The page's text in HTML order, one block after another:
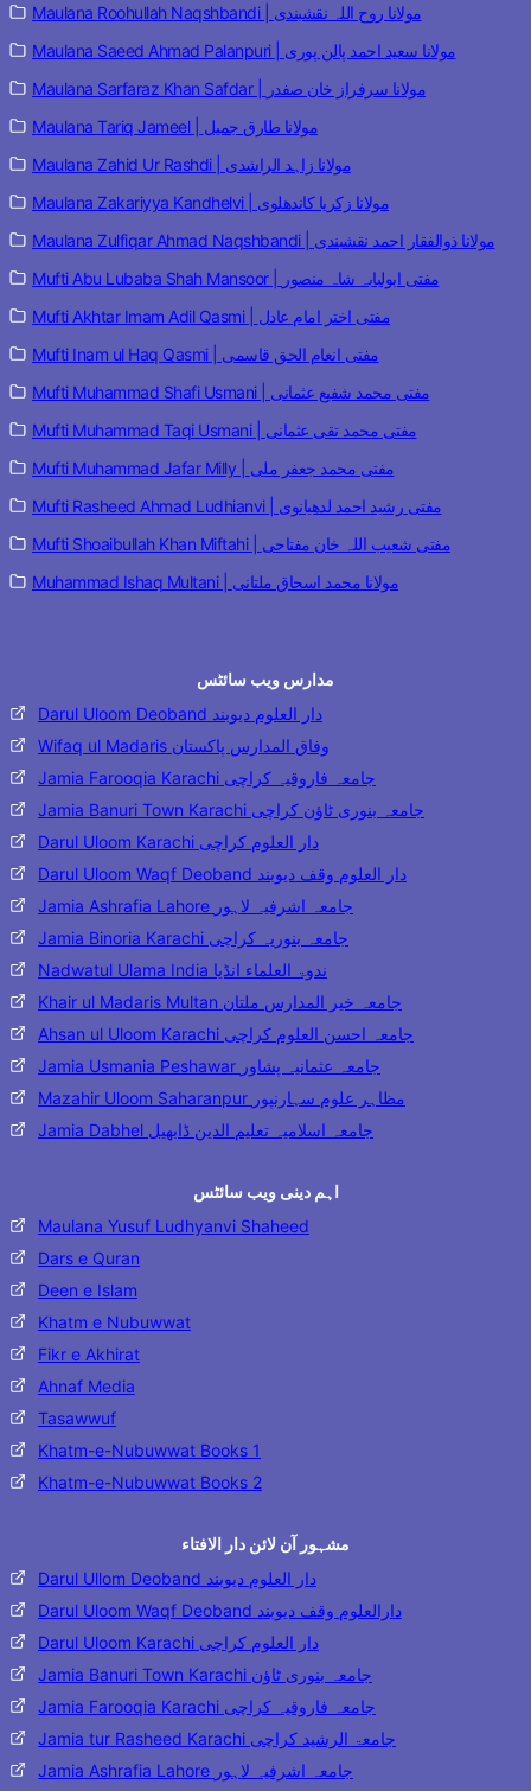
Maulana Roohullah Naqshbandi | مولانا روح اللہ نقشبندی
Maulana Saeed Ahmad Palanpuri | مولانا سعید احمد پالن پوری
Maulana Sarfaraz Khan Safdar | مولانا سرفراز خان صفدر
Maulana Tariq Jameel | مولانا طارق جمیل
Maulana Zahid Ur Rashdi | مولانا زاہد الراشدی
Maulana Zakariyya Kandhelvi | مولانا زکریا کاندھلوی
Maulana Zulfiqar Ahmad Naqshbandi | مولانا ذوالفقار احمد نقشبندی
Mufti Abu Lubaba Shah Mansoor | مفتی ابولبابہ شاہ منصور
Mufti Akhtar Imam Adil Qasmi | مفتی اختر امام عادل
Mufti Inam ul Haq Qasmi | مفتی انعام الحق قاسمی
Mufti Muhammad Shafi Usmani | مفتی محمد شفیع عثمانی
Mufti Muhammad Taqi Usmani | مفتی محمد تقی عثمانی
Mufti Muhammad Jafar Milly | مفتی محمد جعفر ملی
Mufti Rasheed Ahmad Ludhianvi | مفتی رشید احمد لدھیانوی
Mufti Shoaibullah Khan Miftahi | مفتی شعیب اللہ خان مفتاحی
Muhammad Ishaq Multani | مولانا محمد اسحاق ملتانی
مدارس ویب سائٹس
Darul Uloom Deoband دار العلوم دیوبند
Wifaq ul Madaris وفاق المدارس پاکستان
Jamia Farooqia Karachi جامعہ فاروقیہ کراچی
Jamia Banuri Town Karachi جامعہ بنوری ٹاؤن کراچی
Darul Uloom Karachi دار العلوم کراچی
Darul Uloom Waqf Deoband دار العلوم وقف دیوبند
Jamia Ashrafia Lahore جامعہ اشرفیہ لاہور
Jamia Binoria Karachi جامعہ بنوریہ کراچی
Nadwatul Ulama India ندوۃ العلماء انڈیا
Khair ul Madaris Multan جامعہ خیر المدارس ملتان
Ahsan ul Uloom Karachi جامعہ احسن العلوم کراچی
Jamia Usmania Peshawar جامعہ عثمانیہ پشاور
Mazahir Uloom Saharanpur مظاہر علوم سہارنپور
Jamia Dabhel جامعہ اسلامیہ تعلیم الدین ڈابھیل
اہم دینی ویب سائٹس
Maulana Yusuf Ludhyanvi Shaheed
Dars e Quran
Deen e Islam
Khatm e Nubuwwat
Fikr e Akhirat
Ahnaf Media
Tasawwuf
Khatm-e-Nubuwwat Books 1
Khatm-e-Nubuwwat Books 2
مشہور آن لائن دار الافتاء
Darul Ullom Deoband دار العلوم دیوبند
Darul Uloom Waqf Deoband دارالعلوم وقف دیوبند
Darul Uloom Karachi دار العلوم کراچی
Jamia Banuri Town Karachi جامعہ بنوری ٹاؤن
Jamia Farooqia Karachi جامعہ فاروقیہ کراچی
Jamia tur Rasheed Karachi جامعۃ الرشید کراچی
Jamia Ashrafia Lahore جامعہ اشرفیہ لاہور